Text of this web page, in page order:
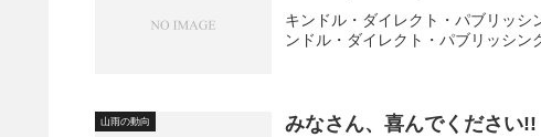
キンドル・ダイレクト・パブリッ
ンドル・ダイレクト・パブリッシ
山雨の動向 みなさん、喜んでください!!